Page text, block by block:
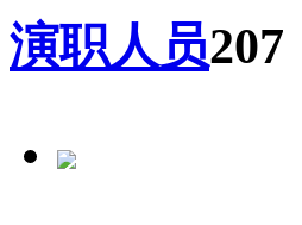
演职人员207